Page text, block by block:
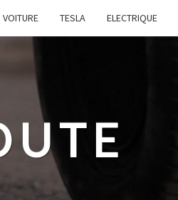
VOITURE TESLA ELECTRIQUE